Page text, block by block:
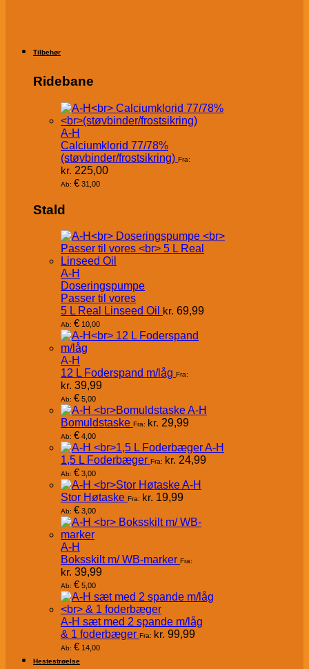
Tilbehør
Ridebane
A-H
Calciumklorid 77/78%
(støvbinder/frostsikring) Fra:
kr. 225,00
Ab: € 31,00
Stald
A-H
Doseringspumpe
Passer til vores
5 L Real Linseed Oil kr. 69,99
Ab: € 10,00
A-H
12 L Foderspand m/låg Fra:
kr. 39,99
Ab: € 5,00
A-H
Bomuldstaske Fra: kr. 29,99
Ab: € 4,00
A-H
1,5 L Foderbæger Fra: kr. 24,99
Ab: € 3,00
A-H
Stor Høtaske Fra: kr. 19,99
Ab: € 3,00
A-H
Boksskilt m/ WB-marker Fra:
kr. 39,99
Ab: € 5,00
A-H sæt med 2 spande m/låg
& 1 foderbæger Fra: kr. 99,99
Ab: € 14,00
Hestestrøelse